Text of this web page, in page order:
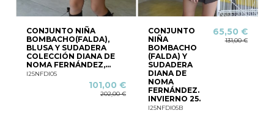
CONJUNTO NIÑA
BOMBACHO(FALDA),
BLUSA Y SUDADERA
COLECCIÓN DIANA DE
NOMA FERNÁNDEZ,...
I25NFDI05
101,00 €
202,00 €
CONJUNTO
NIÑA
BOMBACHO
(FALDA) Y
SUDADERA
DIANA DE
NOMA
FERNÁNDEZ.
INVIERNO 25.
I25NFDI05B
65,50 €
131,00 €